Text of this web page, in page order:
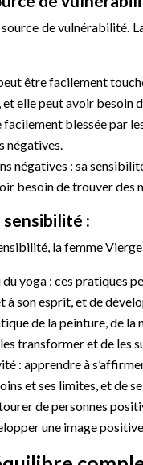
de vulnérabilité.
être facilement
elle peut avoir besoin
blessée par
négatives.
négatives : sa
besoin de trouver des
:
la femme
yoga : ces pratiques
à son esprit, et de
de la peinture, de
transformer et de les
: apprendre à
et ses limites, et de
de personnes
une image